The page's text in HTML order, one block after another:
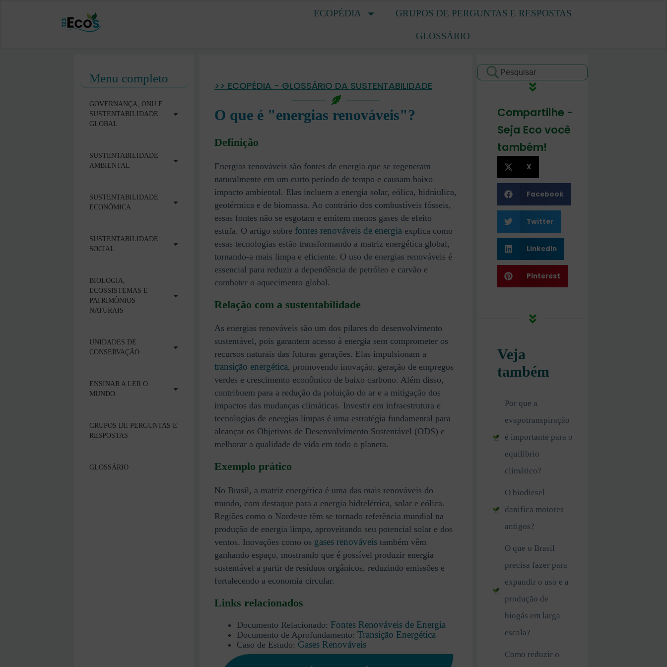
ECOPÉDIA GRUPOS DE PERGUNTAS E RESPOSTAS
GLOSSÁRIO
Menu completo
GOVERNANÇA, ONU E
SUSTENTABILIDADE
GLOBAL
SUSTENTABILIDADE
AMBIENTAL
SUSTENTABILIDADE
ECONÔMICA
SUSTENTABILIDADE
SOCIAL
BIOLOGIA,
ECOSSISTEMAS E
PATRIMÔNIOS
NATURAIS
UNIDADES DE
CONSERVAÇÃO
ENSINAR A LER O
MUNDO
GRUPOS DE PERGUNTAS E
RESPOSTAS
GLOSSÁRIO
>> ECOPÉDIA - GLOSSÁRIO DA SUSTENTABILIDADE
O que é "energias renováveis"?
Definição
Energias renováveis são fontes de energia que se regeneram
naturalmente em um curto período de tempo e causam baixo
impacto ambiental. Elas incluem a energia solar, eólica, hidráulica,
geotérmica e de biomassa. Ao contrário dos combustíveis fósseis,
essas fontes não se esgotam e emitem menos gases de efeito
estufa. O artigo sobre fontes renováveis de energia explica como
essas tecnologias estão transformando a matriz energética global,
tornando-a mais limpa e eficiente. O uso de energias renováveis é
essencial para reduzir a dependência de petróleo e carvão e
combater o aquecimento global.
Relação com a sustentabilidade
As energias renováveis são um dos pilares do desenvolvimento
sustentável, pois garantem acesso à energia sem comprometer os
recursos naturais das futuras gerações. Elas impulsionam a
transição energética, promovendo inovação, geração de empregos
verdes e crescimento econômico de baixo carbono. Além disso,
contribuem para a redução da poluição do ar e a mitigação dos
impactos das mudanças climáticas. Investir em infraestrutura e
tecnologias de energias limpas é uma estratégia fundamental para
alcançar os Objetivos de Desenvolvimento Sustentável (ODS) e
melhorar a qualidade de vida em todo o planeta.
Exemplo prático
No Brasil, a matriz energética é uma das mais renováveis do
mundo, com destaque para a energia hidrelétrica, solar e eólica.
Regiões como o Nordeste têm se tornado referência mundial na
produção de energia limpa, aproveitando seu potencial solar e dos
ventos. Inovações como os gases renováveis também vêm
ganhando espaço, mostrando que é possível produzir energia
sustentável a partir de resíduos orgânicos, reduzindo emissões e
fortalecendo a economia circular.
Links relacionados
Documento Relacionado: Fontes Renováveis de Energia
Documento de Aprofundamento: Transição Energética
Caso de Estudo: Gases Renováveis
Compartilhe -
Seja Eco você
também!
X
Facebook
Twitter
LinkedIn
Pinterest
Veja
também
Por que a
evapotranspiração
é importante para o
equilíbrio
climático?
O biodiesel
danifica motores
antigos?
O que o Brasil
precisa fazer para
expandir o uso e a
produção de
biogás em larga
escala?
Como reduzir o